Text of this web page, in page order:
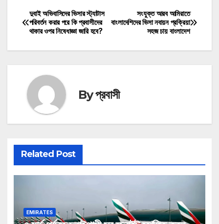
Post
navigation
সংযুক্ত আরব আমিরাতে
বাংলাদেশিদের ভিসা নবায়ন প্রক্রিয়া
সহজ চায় বাংলাদেশ
দুবাই অভিবাসিদের ভিসার স্ট্যাটাস
পরিবর্তন করার পরে কি প্রবাসীদের
থাকার ওপর নিষেধাজ্ঞা জারি হবে?
Byপ্রবাসী
Related Post
EMIRATES